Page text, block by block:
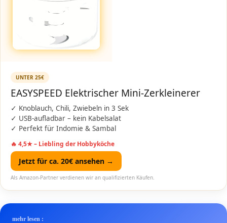
UNTER 25€
EASYSPEED Elektrischer Mini-Zerkleinerer
✓ Knoblauch, Chili, Zwiebeln in 3 Sek
✓ USB-aufladbar – kein Kabelsalat
✓ Perfekt für Indomie & Sambal
🔥 4,5★ – Liebling der Hobbyköche
Jetzt für ca. 20€ ansehen →
Als Amazon-Partner verdienen wir an qualifizierten Käufen.
mehr lesen :